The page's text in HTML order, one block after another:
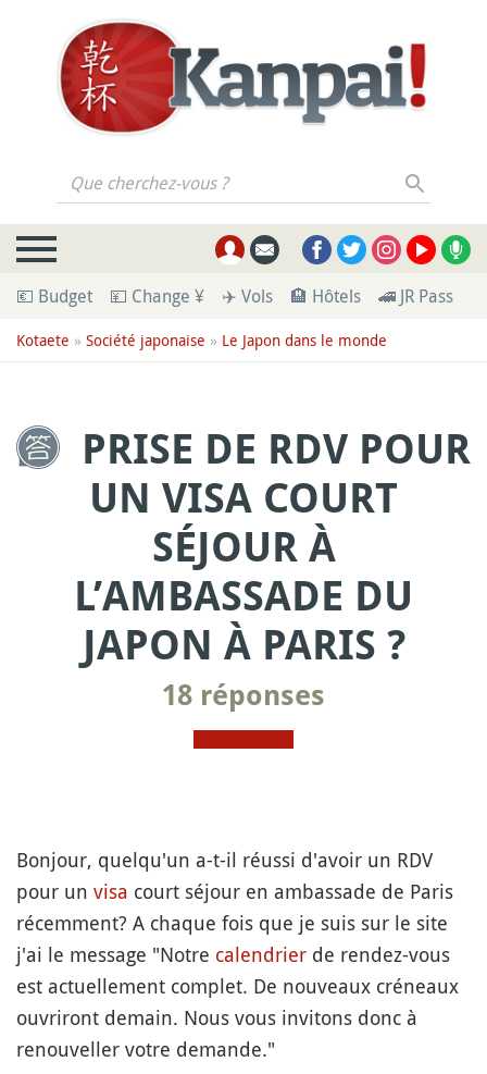
Que cherchez-vous ?
💶 Budget 💴 Change ¥ ✈️ Vols 🏨 Hôtels 🚄 JR Pass
Kotaete » Société japonaise » Le Japon dans le monde
PRISE DE RDV POUR
UN VISA COURT
SÉJOUR À
L’AMBASSADE DU
JAPON À PARIS ?
18 réponses
Bonjour, quelqu'un a-t-il réussi d'avoir un RDV
pour un visa court séjour en ambassade de Paris
récemment? A chaque fois que je suis sur le site
j'ai le message "Notre calendrier de rendez-vous
est actuellement complet. De nouveaux créneaux
ouvriront demain. Nous vous invitons donc à
renouveller votre demande."